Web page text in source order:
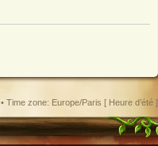
• Time zone: Europe/Paris [ Heure d’été ]